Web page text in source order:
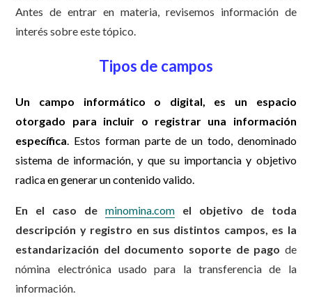
Antes de entrar en materia, revisemos información de
interés sobre este tópico.
Tipos de campos
Un campo informático o digital, es un espacio
otorgado para incluir o registrar una información
específica. Estos forman parte de un todo, denominado
sistema de información, y que su importancia y objetivo
radica en generar un contenido valido.
En el caso de minomina.com
el objetivo de toda
descripción y registro en sus distintos campos, es la
estandarización del documento soporte de pago de
nómina electrónica usado para la transferencia de la
información.